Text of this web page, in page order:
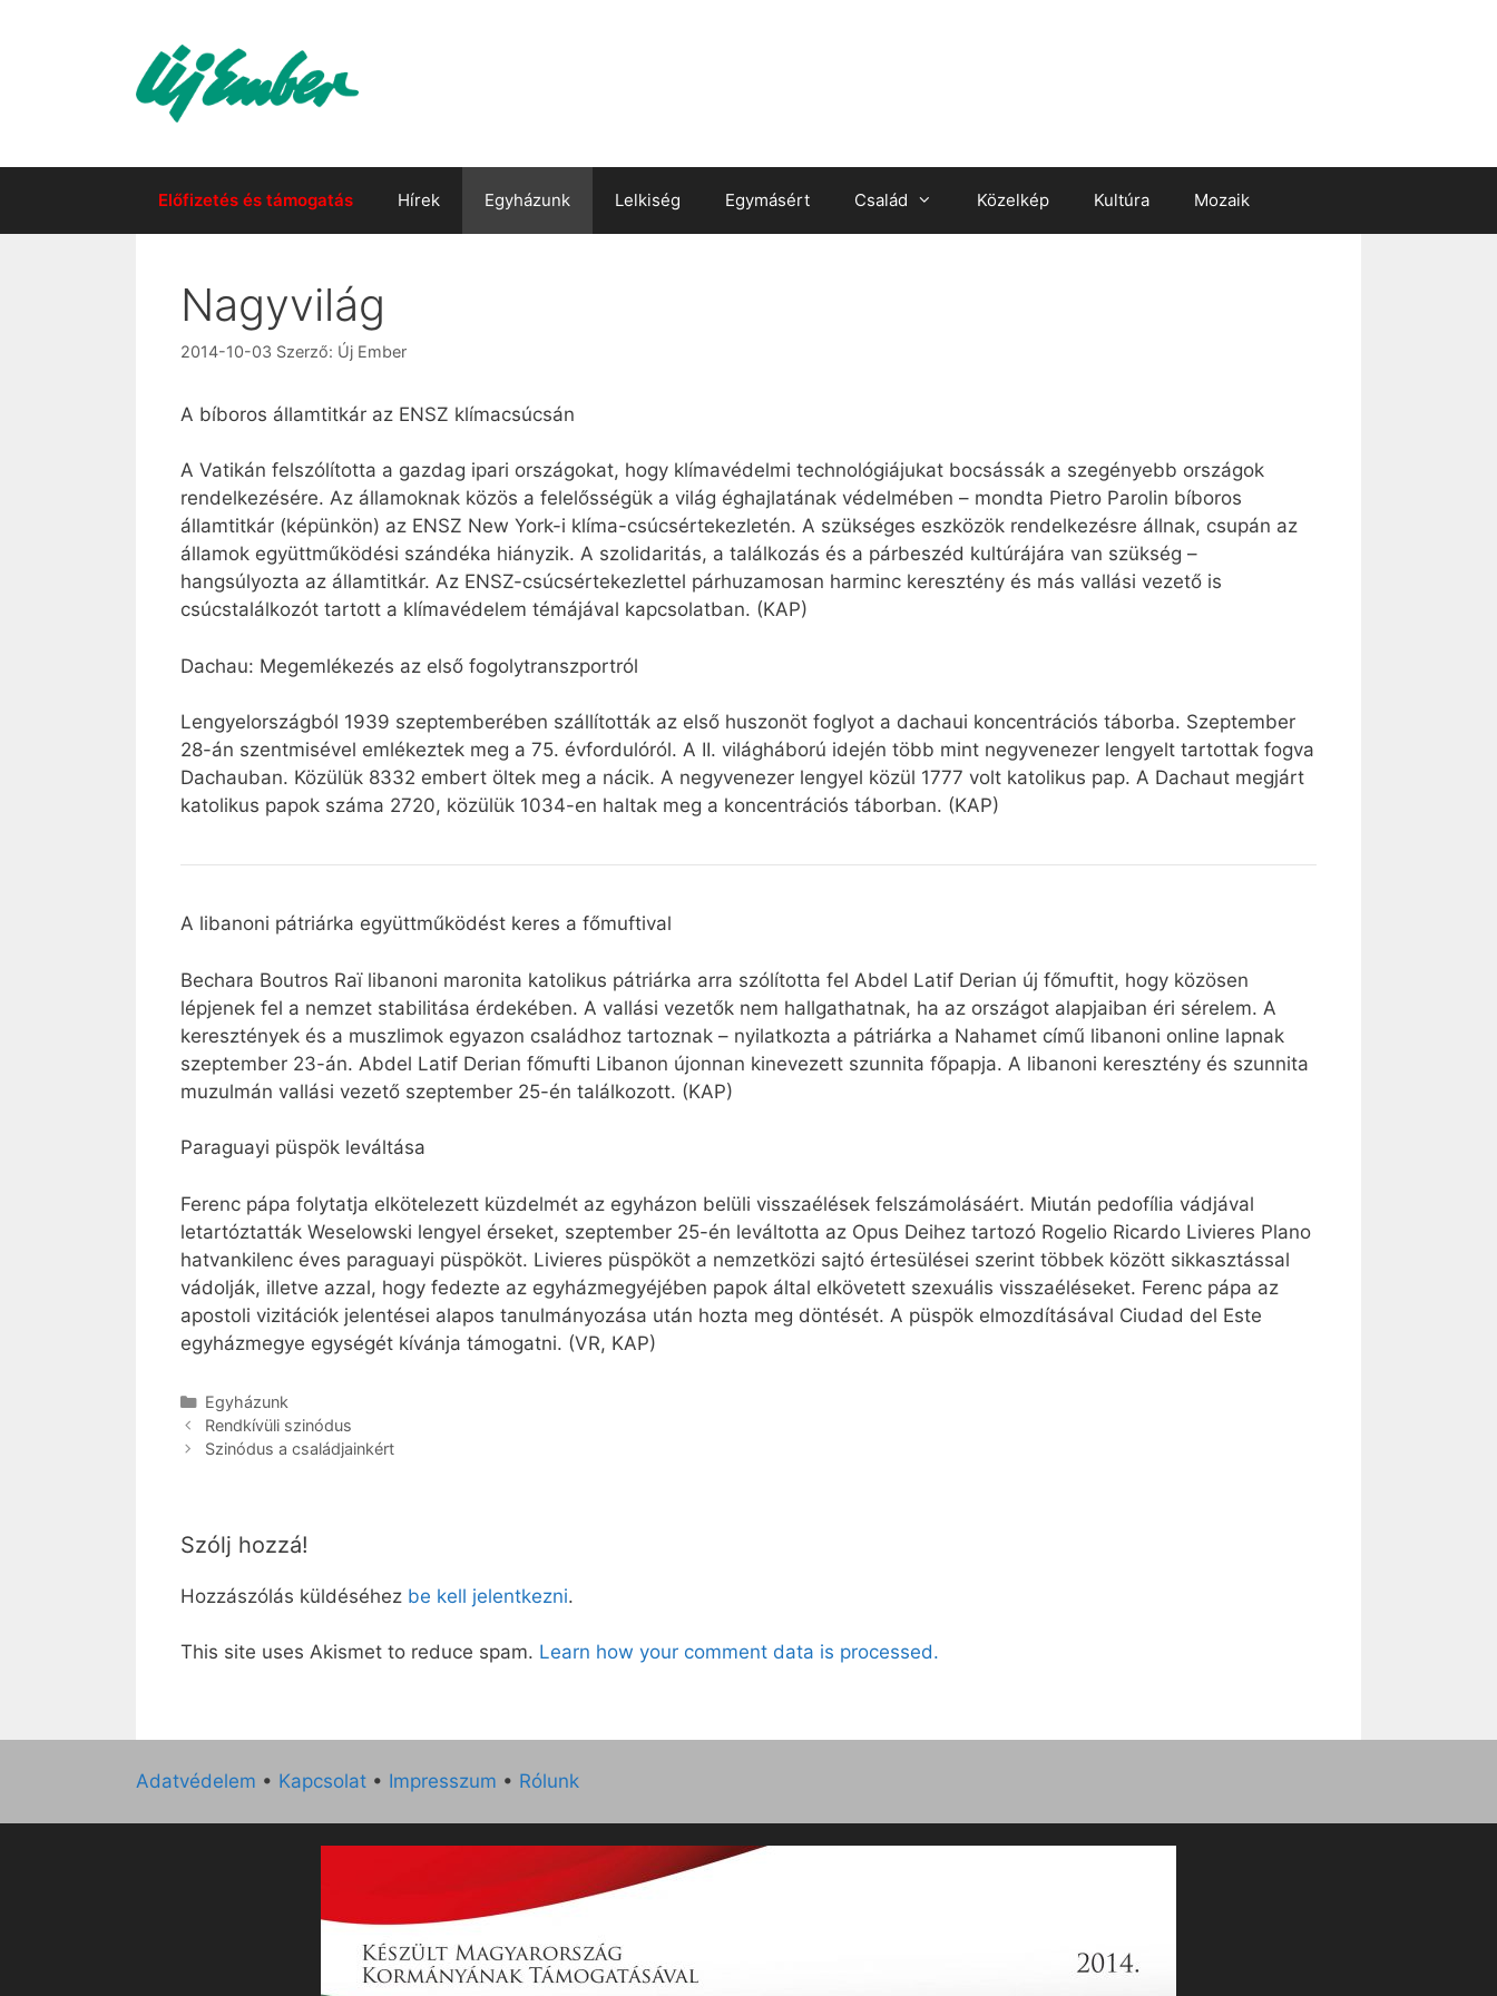
Előfizetés és támogatás Hírek Egyházunk Lelkiség Egymásért Család Közelkép Kultúra Mozaik
Nagyvilág
2014-10-03 Szerző: Új Ember
A bíboros államtitkár az ENSZ klímacsúcsán
A Vatikán felszólította a gazdag ipari országokat, hogy klímavédelmi technológiájukat bocsássák a szegényebb országok
rendelkezésére. Az államoknak közös a felelősségük a világ éghajlatának védelmében – mondta Pietro Parolin bíboros
államtitkár (képünkön) az ENSZ New York-i klíma-csúcsértekezletén. A szükséges eszközök rendelkezésre állnak, csupán az
államok együttműködési szándéka hiányzik. A szolidaritás, a találkozás és a párbeszéd kultúrájára van szükség –
hangsúlyozta az államtitkár. Az ENSZ-csúcsértekezlettel párhuzamosan harminc keresztény és más vallási vezető is
csúcstalálkozót tartott a klímavédelem témájával kapcsolatban. (KAP)
Dachau: Megemlékezés az első fogolytranszportról
Lengyelországból 1939 szeptemberében szállították az első huszonöt foglyot a dachaui koncentrációs táborba. Szeptember
28-án szentmisével emlékeztek meg a 75. évfordulóról. A II. világháború idején több mint negyvenezer lengyelt tartottak fogva
Dachauban. Közülük 8332 embert öltek meg a nácik. A negyvenezer lengyel közül 1777 volt katolikus pap. A Dachaut megjárt
katolikus papok száma 2720, közülük 1034-en haltak meg a koncentrációs táborban. (KAP)
A libanoni pátriárka együttműködést keres a főmuftival
Bechara Boutros Raï libanoni maronita katolikus pátriárka arra szólította fel Abdel Latif Derian új főmuftit, hogy közösen
lépjenek fel a nemzet stabilitása érdekében. A vallási vezetők nem hallgathatnak, ha az országot alapjaiban éri sérelem. A
keresztények és a muszlimok egyazon családhoz tartoznak – nyilatkozta a pátriárka a Nahamet című libanoni online lapnak
szeptember 23-án. Abdel Latif Derian főmufti Libanon újonnan kinevezett szunnita főpapja. A libanoni keresztény és szunnita
muzulmán vallási vezető szeptember 25-én találkozott. (KAP)
Paraguayi püspök leváltása
Ferenc pápa folytatja elkötelezett küzdelmét az egyházon belüli visszaélések felszámolásáért. Miután pedofília vádjával
letartóztatták Weselowski lengyel érseket, szeptember 25-én leváltotta az Opus Deihez tartozó Rogelio Ricardo Livieres Plano
hatvankilenc éves paraguayi püspököt. Livieres püspököt a nemzetközi sajtó értesülései szerint többek között sikkasztással
vádolják, illetve azzal, hogy fedezte az egyházmegyéjében papok által elkövetett szexuális visszaéléseket. Ferenc pápa az
apostoli vizitációk jelentései alapos tanulmányozása után hozta meg döntését. A püspök elmozdításával Ciudad del Este
egyházmegye egységét kívánja támogatni. (VR, KAP)
Kategória
Egyházunk
Rendkívüli szinódus
Szinódus a családjainkért
Szólj hozzá!
Hozzászólás küldéséhez be kell jelentkezni.
This site uses Akismet to reduce spam. Learn how your comment data is processed.
Adatvédelem • Kapcsolat • Impresszum • Rólunk